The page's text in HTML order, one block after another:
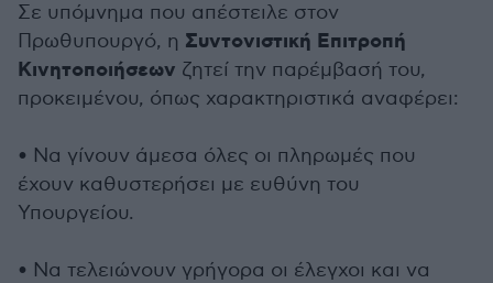
Σε υπόμνημα που απέστειλε στον
Πρωθυπουργό, η Συντονιστική Επιτροπή
Κινητοποιήσεων ζητεί την παρέμβασή του,
προκειμένου, όπως χαρακτηριστικά αναφέρει:
• Να γίνουν άμεσα όλες οι πληρωμές που
έχουν καθυστερήσει με ευθύνη του
Υπουργείου.
• Να τελειώνουν γρήγορα οι έλεγχοι και να